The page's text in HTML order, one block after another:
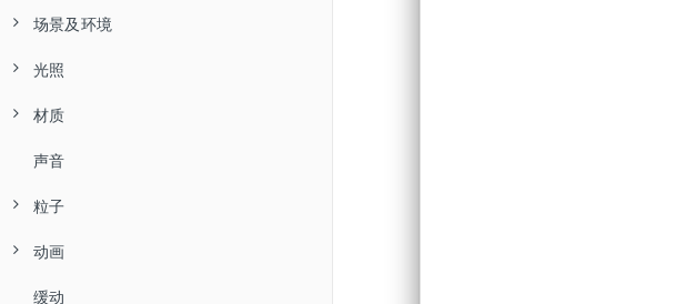
引擎定制工作流程
编辑动画曲线
动画事件
发布到 web 平台
发布到原生平台
发布到支付宝小游戏
发布到华为快游戏
发布到字节小游戏
发布到 Cocos Play
发布到微信小游戏
图形渲染
场景及环境
坐标系
场景结构
节点
天空盒
光照
基于物理的光照
主方向光
球面光
聚光灯
阴影
材质
YAML 101
Effect Syntax
Pass Params
Builtin Shader Uniforms
声音
粒子
粒子系统模块
主模块(ParticleSystemComponent)
动画
动画组件
缓动